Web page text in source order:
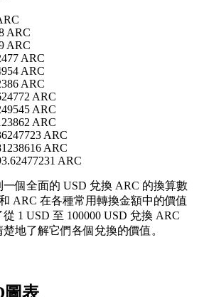
ARC
ARC
ARC
ARC
ARC
ARC
ARC
ARC
ARC
ARC
ARC
個全面的 USD 兌換 ARC 的換算數
ARC 在各種常用轉換金額中的價值
1 USD 至 100000 USD 兌換 ARC
地了解它們各個兌換的價值。
圖表